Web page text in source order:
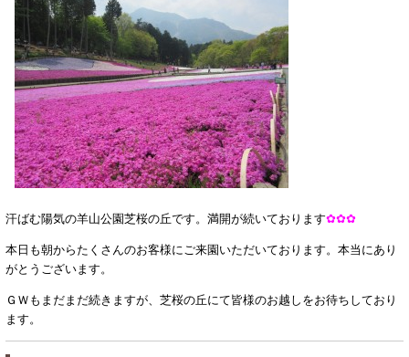
汗ばむ陽気の羊山公園芝桜の丘です。満開が続いております✿✿✿
本日も朝からたくさんのお客様にご来園いただいております。本当にあり
がとうございます。
ＧＷもまだまだ続きますが、芝桜の丘にて皆様のお越しをお待ちしており
ます。